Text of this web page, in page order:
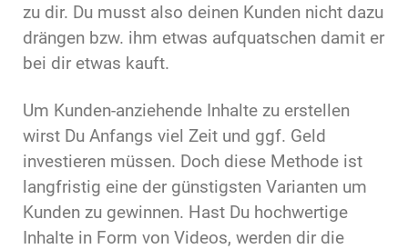
zu dir. Du musst also deinen Kunden nicht dazu
drängen bzw. ihm etwas aufquatschen damit er
bei dir etwas kauft.
Um Kunden-anziehende Inhalte zu erstellen
wirst Du Anfangs viel Zeit und ggf. Geld
investieren müssen. Doch diese Methode ist
langfristig eine der günstigsten Varianten um
Kunden zu gewinnen. Hast Du hochwertige
Inhalte in Form von Videos, werden dir die